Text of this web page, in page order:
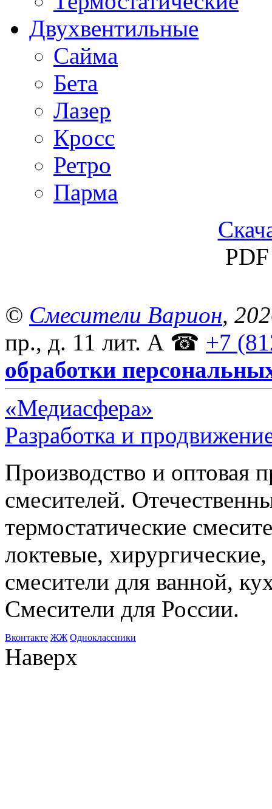
Двухвентильные
Сайма
Бета
Лазер
Кросс
Ретро
Парма
© Смесители Варион,
пр., д. 11 лит. А ☎ +7
обработки
«Медиасфера»
Разработка и
Производство и оптовая
смесителей.
термостатические
локтевые,
смесители для ванной,
Смесители для России.
Bконтакте ЖЖ Одноклассники
Наверх